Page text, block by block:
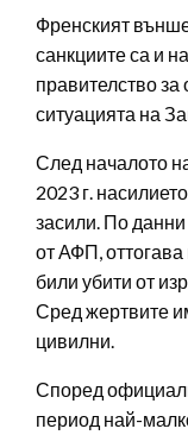
Френският
санкциите са и
правителство
ситуацията на
След началото
2023 г.
засили. По
от АФП,
били убити от
Сред жертвите
цивилни.
Според
период най-